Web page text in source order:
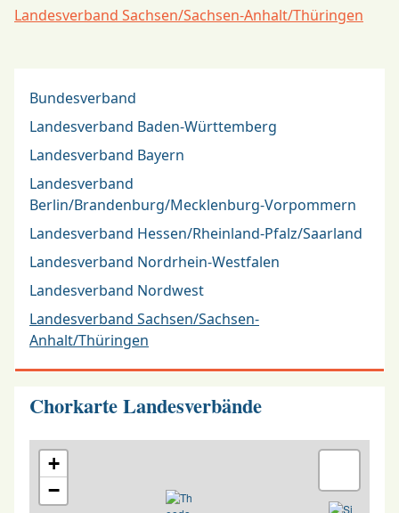
Landesverband Sachsen/Sachsen-Anhalt/Thüringen
Bundesverband
Landesverband Baden-Württemberg
Landesverband Bayern
Landesverband
Berlin/Brandenburg/Mecklenburg-Vorpommern
Landesverband Hessen/Rheinland-Pfalz/Saarland
Landesverband Nordrhein-Westfalen
Landesverband Nordwest
Landesverband Sachsen/Sachsen-
Anhalt/Thüringen
Chorkarte Landesverbände
+
−